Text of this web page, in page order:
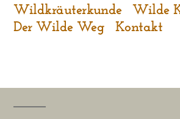
Wildkräuterkunde
Wilde
Der Wilde Weg
Kontakt